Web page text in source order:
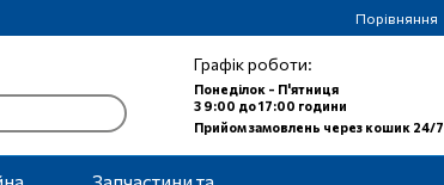
Порівняння
Графік роботи:
Понеділок - П'ятниця
З 9:00 до 17:00 години
Прийом замовлень через кошик 24/7